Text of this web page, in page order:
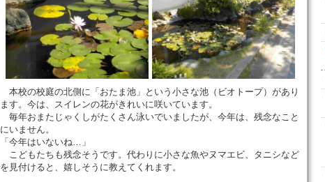
本校の校庭の北側に「おたま池」という小さな池（ビオトープ）があり
ます。今は、スイレンの花がきれいに咲いています。
毎年おまたじゃくしがたくさん泳いでいましたが、今年は、残念なこと
にいません。
「今年はいないね…」
こどもたちも残念そうです。代わりに小さな魚やヌマエビ、タニシなど
を見付けると、嬉しそうに教えてくれます。